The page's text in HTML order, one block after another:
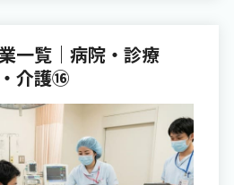
一覧｜病院・診療
介護⑯